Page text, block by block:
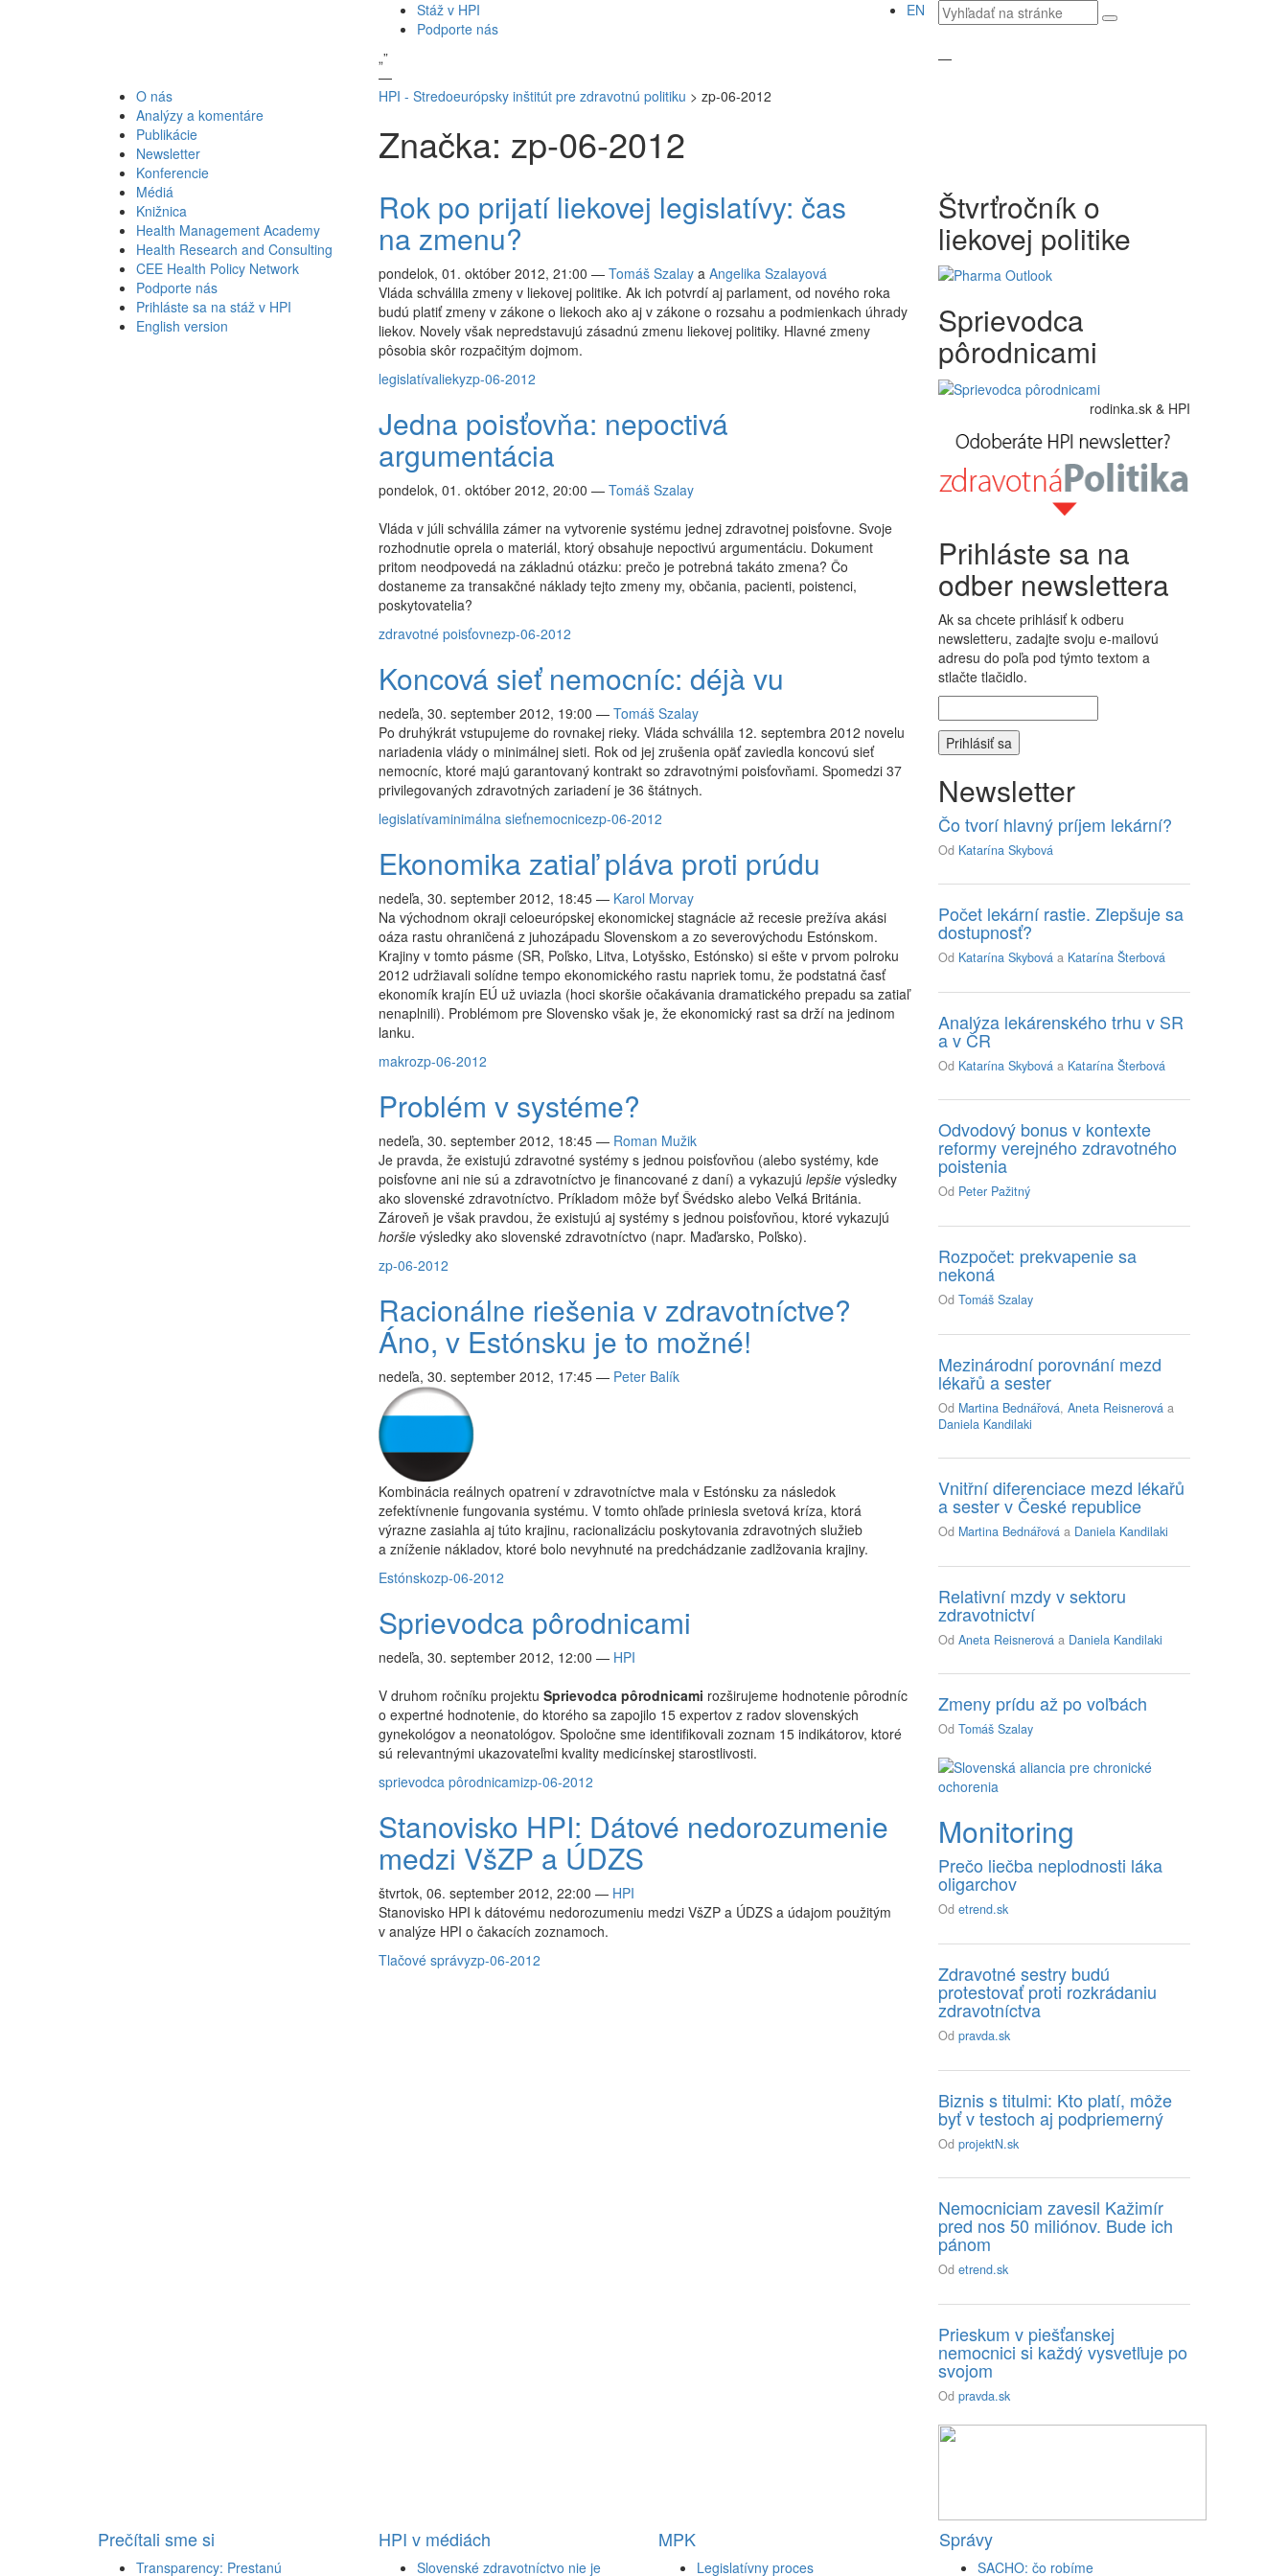
Stáž v HPI
Podporte nás
EN
Vyhľadávaný
text
„”
—
—
O nás
Analýzy a komentáre
Publikácie
Newsletter
Konferencie
Médiá
Knižnica
Health Management Academy
Health Research and Consulting
CEE Health Policy Network
Podporte nás
Prihláste sa na stáž v HPI
English version
HPI - Stredoeurópsky inštitút pre zdravotnú politiku > zp-06-2012
Značka: zp-06-2012
Rok po prijatí liekovej legislatívy: čas
na zmenu?
pondelok, 01. október 2012, 21:00 — Tomáš Szalaya Angelika Szalayová
Vláda schválila zmeny v liekovej politike. Ak ich potvrdí aj parlament, od nového roka
budú platiť zmeny v zákone o liekoch ako aj v zákone o rozsahu a podmienkach úhrady
liekov. Novely však nepredstavujú zásadnú zmenu liekovej politiky. Hlavné zmeny
pôsobia skôr rozpačitým dojmom.
legislatívaliekyzp-06-2012
Jedna poisťovňa: nepoctivá
argumentácia
pondelok, 01. október 2012, 20:00 — Tomáš Szalay
Vláda v júli schválila zámer na vytvorenie systému jednej zdravotnej poisťovne. Svoje
rozhodnutie oprela o materiál, ktorý obsahuje nepoctivú argumentáciu. Dokument
pritom neodpovedá na základnú otázku: prečo je potrebná takáto zmena? Čo
dostaneme za transakčné náklady tejto zmeny my, občania, pacienti, poistenci,
poskytovatelia?
zdravotné poisťovnezp-06-2012
Koncová sieť nemocníc: déjà vu
nedeľa, 30. september 2012, 19:00 — Tomáš Szalay
Po druhýkrát vstupujeme do rovnakej rieky. Vláda schválila 12. septembra 2012 novelu
nariadenia vlády o minimálnej sieti. Rok od jej zrušenia opäť zaviedla koncovú sieť
nemocníc, ktoré majú garantovaný kontrakt so zdravotnými poisťovňami. Spomedzi 37
privilegovaných zdravotných zariadení je 36 štátnych.
legislatívaminimálna sieťnemocnicezp-06-2012
Ekonomika zatiaľ pláva proti prúdu
nedeľa, 30. september 2012, 18:45 — Karol Morvay
Na východnom okraji celoeurópskej ekonomickej stagnácie až recesie prežíva akási
oáza rastu ohraničená z juhozápadu Slovenskom a zo severovýchodu Estónskom.
Krajiny v tomto pásme (SR, Poľsko, Litva, Lotyšsko, Estónsko) si ešte v prvom polroku
2012 udržiavali solídne tempo ekonomického rastu napriek tomu, že podstatná časť
ekonomík krajín EÚ už uviazla (hoci skoršie očakávania dramatického prepadu sa zatiaľ
nenaplnili). Problémom pre Slovensko však je, že ekonomický rast sa drží na jedinom
lanku.
makrozp-06-2012
Problém v systéme?
nedeľa, 30. september 2012, 18:45 — Roman Mužik
Je pravda, že existujú zdravotné systémy s jednou poisťovňou (alebo systémy, kde
poisťovne ani nie sú a zdravotníctvo je financované z daní) a vykazujú lepšievýsledky
ako slovenské zdravotníctvo. Príkladom môže byť Švédsko alebo Veľká Británia.
Zároveň je však pravdou, že existujú aj systémy s jednou poisťovňou, ktoré vykazujú
horšievýsledky ako slovenské zdravotníctvo (napr. Maďarsko, Poľsko).
zp-06-2012
Racionálne riešenia v zdravotníctve?
Áno, v Estónsku je to možné!
nedeľa, 30. september 2012, 17:45 — Peter Balík
Kombinácia reálnych opatrení v zdravotníctve mala v Estónsku za následok
zefektívnenie fungovania systému. V tomto ohľade priniesla svetová kríza, ktorá
výrazne zasiahla aj túto krajinu, racionalizáciu poskytovania zdravotných služieb
a zníženie nákladov, ktoré bolo nevyhnuté na predchádzanie zadlžovania krajiny.
Estónskozp-06-2012
Sprievodca pôrodnicami
nedeľa, 30. september 2012, 12:00 — HPI
V druhom ročníku projektu Sprievodca pôrodnicami rozširujeme hodnotenie pôrodníc
o expertné hodnotenie, do ktorého sa zapojilo 15 expertov z radov slovenských
gynekológov a neonatológov. Spoločne sme identifikovali zoznam 15 indikátorov, ktoré
sú relevantnými ukazovateľmi kvality medicínskej starostlivosti.
sprievodca pôrodnicamizp-06-2012
Stanovisko HPI: Dátové nedorozumenie
medzi VšZP a ÚDZS
štvrtok, 06. september 2012, 22:00 — HPI
Stanovisko HPI k dátovému nedorozumeniu medzi VšZP a ÚDZS a údajom použitým
v analýze HPI o čakacích zoznamoch.
Tlačové správyzp-06-2012
Štvrťročník o
liekovej politike
Sprievodca
pôrodnicami
rodinka.sk & HPI
Prihláste sa na
odber newslettera
Ak sa chcete prihlásiť k odberu
newsletteru, zadajte svoju e-mailovú
adresu do poľa pod týmto textom a
stlačte tlačidlo.
Newsletter
Čo tvorí hlavný príjem lekární?
Od Katarína Skybová
Počet lekární rastie. Zlepšuje sa
dostupnosť?
Od Katarína Skybová a Katarína Šterbová
Analýza lekárenského trhu v SR
a v ČR
Od Katarína Skybová a Katarína Šterbová
Odvodový bonus v kontexte
reformy verejného zdravotného
poistenia
Od Peter Pažitný
Rozpočet: prekvapenie sa
nekoná
OdTomáš Szalay
Mezinárodní porovnání mezd
lékařů a sester
Od Martina Bednářová,Aneta Reisnerová a
Daniela Kandilaki
Vnitřní diferenciace mezd lékařů
a sester v České republice
Od Martina Bednářová a Daniela Kandilaki
Relativní mzdy v sektoru
zdravotnictví
OdAneta Reisnerová a Daniela Kandilaki
Zmeny prídu až po voľbách
OdTomáš Szalay
Monitoring
Prečo liečba neplodnosti láka
oligarchov
Odetrend.sk
Zdravotné sestry budú
protestovať proti rozkrádaniu
zdravotníctva
Odpravda.sk
Biznis s titulmi: Kto platí, môže
byť v testoch aj podpriemerný
OdprojektN.sk
Nemocniciam zavesil Kažimír
pred nos 50 miliónov. Bude ich
pánom
Odetrend.sk
Prieskum v piešťanskej
nemocnici si každý vysvetľuje po
svojom
Odpravda.sk
Prečítali sme si
Transparency: Prestanú
HPI v médiách
Slovenské zdravotníctvo nie je
MPK
Legislatívny proces
Správy
SACHO: čo robíme